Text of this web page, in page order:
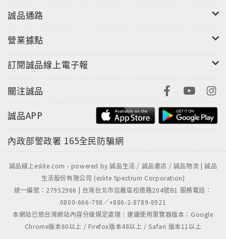
誠品通路
營業據點
訂閱誠品線上電子報
關注誠品
誠品APP
內政部警政署 165全民防騙網
誠品線上eslite.com - powered by 誠品生活 / 誠品書店 / 誠品物流 | 誠品
生活股份有限公司 (eslite Spectrum Corporation)
統一編號：27952966 | 台灣台北市信義區松德路204號B1 服務電話：
0800-666-798／+886-2-8789-8921
本網站已依台灣網站內容分級規定處理｜建議使用瀏覽器版本：Google
Chrome版本60以上 / Firefox版本48以上 / Safari 版本11以上